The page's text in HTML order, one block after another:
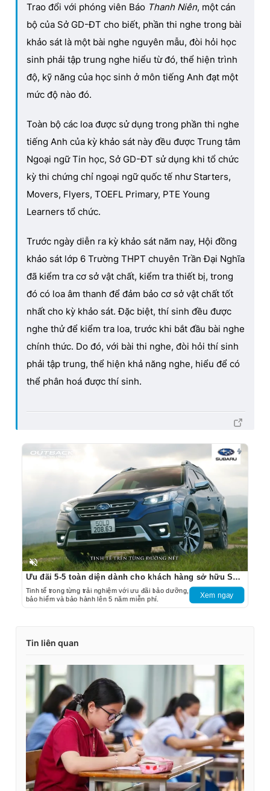
Trao đổi với phóng viên Báo Thanh Niên, một cán
bộ của Sở GD-ĐT cho biết, phần thi nghe trong bài
khảo sát là một bài nghe nguyên mẫu, đòi hỏi học
sinh phải tập trung nghe hiểu từ đó, thể hiện trình
độ, kỹ năng của học sinh ở môn tiếng Anh đạt một
mức độ nào đó.
Toàn bộ các loa được sử dụng trong phần thi nghe
tiếng Anh của kỳ khảo sát này đều được Trung tâm
Ngoại ngữ Tin học, Sở GD-ĐT sử dụng khi tổ chức
kỳ thi chứng chỉ ngoại ngữ quốc tế như Starters,
Movers, Flyers, TOEFL Primary, PTE Young
Learners tổ chức.
Trước ngày diễn ra kỳ khảo sát năm nay, Hội đồng
khảo sát lớp 6 Trường THPT chuyên Trần Đại Nghĩa
đã kiểm tra cơ sở vật chất, kiểm tra thiết bị, trong
đó có loa âm thanh để đảm bảo cơ sở vật chất tốt
nhất cho kỳ khảo sát. Đặc biệt, thí sinh đều được
nghe thử để kiểm tra loa, trước khi bắt đầu bài nghe
chính thức. Do đó, với bài thi nghe, đòi hỏi thí sinh
phải tập trung, thể hiện khả năng nghe, hiểu để có
thể phân hoá được thí sinh.
Unmute
Ưu đãi 5-5 toàn diện dành cho khách hàng sở hữu Subaru Outback
Tinh tế trong từng trải nghiệm với ưu đãi bảo dưỡng,
bảo hiểm và bảo hành lên 5 năm miễn phí.
Xem ngay
Tin liên quan